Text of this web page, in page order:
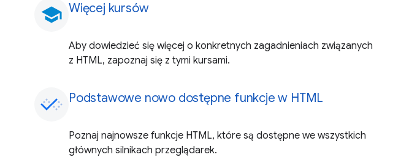
school Więcej kursów
Aby dowiedzieć się więcej o konkretnych zagadnieniach związanych
z HTML, zapoznaj się z tymi kursami.
Podstawowe nowo dostępne funkcje w HTML
Poznaj najnowsze funkcje HTML, które są dostępne we wszystkich
głównych silnikach przeglądarek.